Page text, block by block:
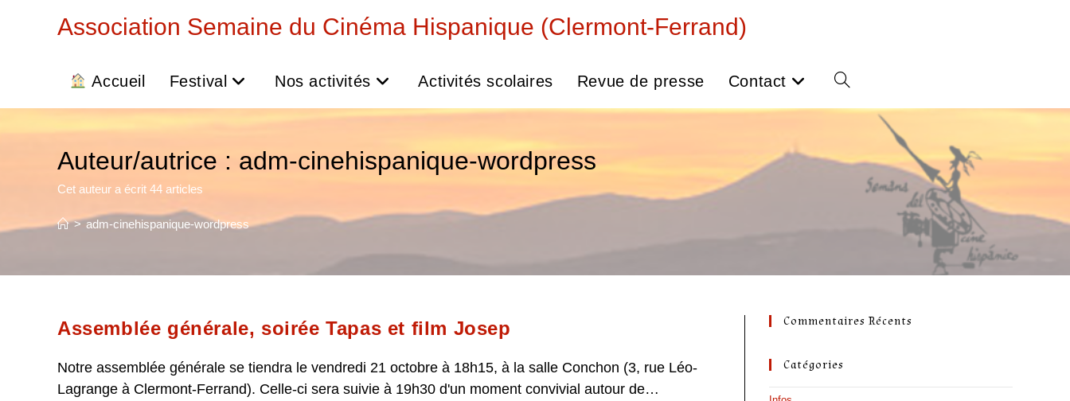
Association Semaine du Cinéma Hispanique (Clermont-Ferrand)
Accueil Festival Nos activités Activités scolaires Revue de presse Contact Toggle
search
Auteur/autrice : adm-cinehispanique-wordpress
Cet auteur a écrit 44 articles
> adm-cinehispanique-wordpress
Assemblée générale, soirée Tapas et film Josep
Notre assemblée générale se tiendra le vendredi 21 octobre à 18h15, à la salle Conchon (3, rue Léo-
Lagrange à Clermont-Ferrand). Celle-ci sera suivie à 19h30 d'un moment convivial autour de…
Commentaires Récents
Catégories